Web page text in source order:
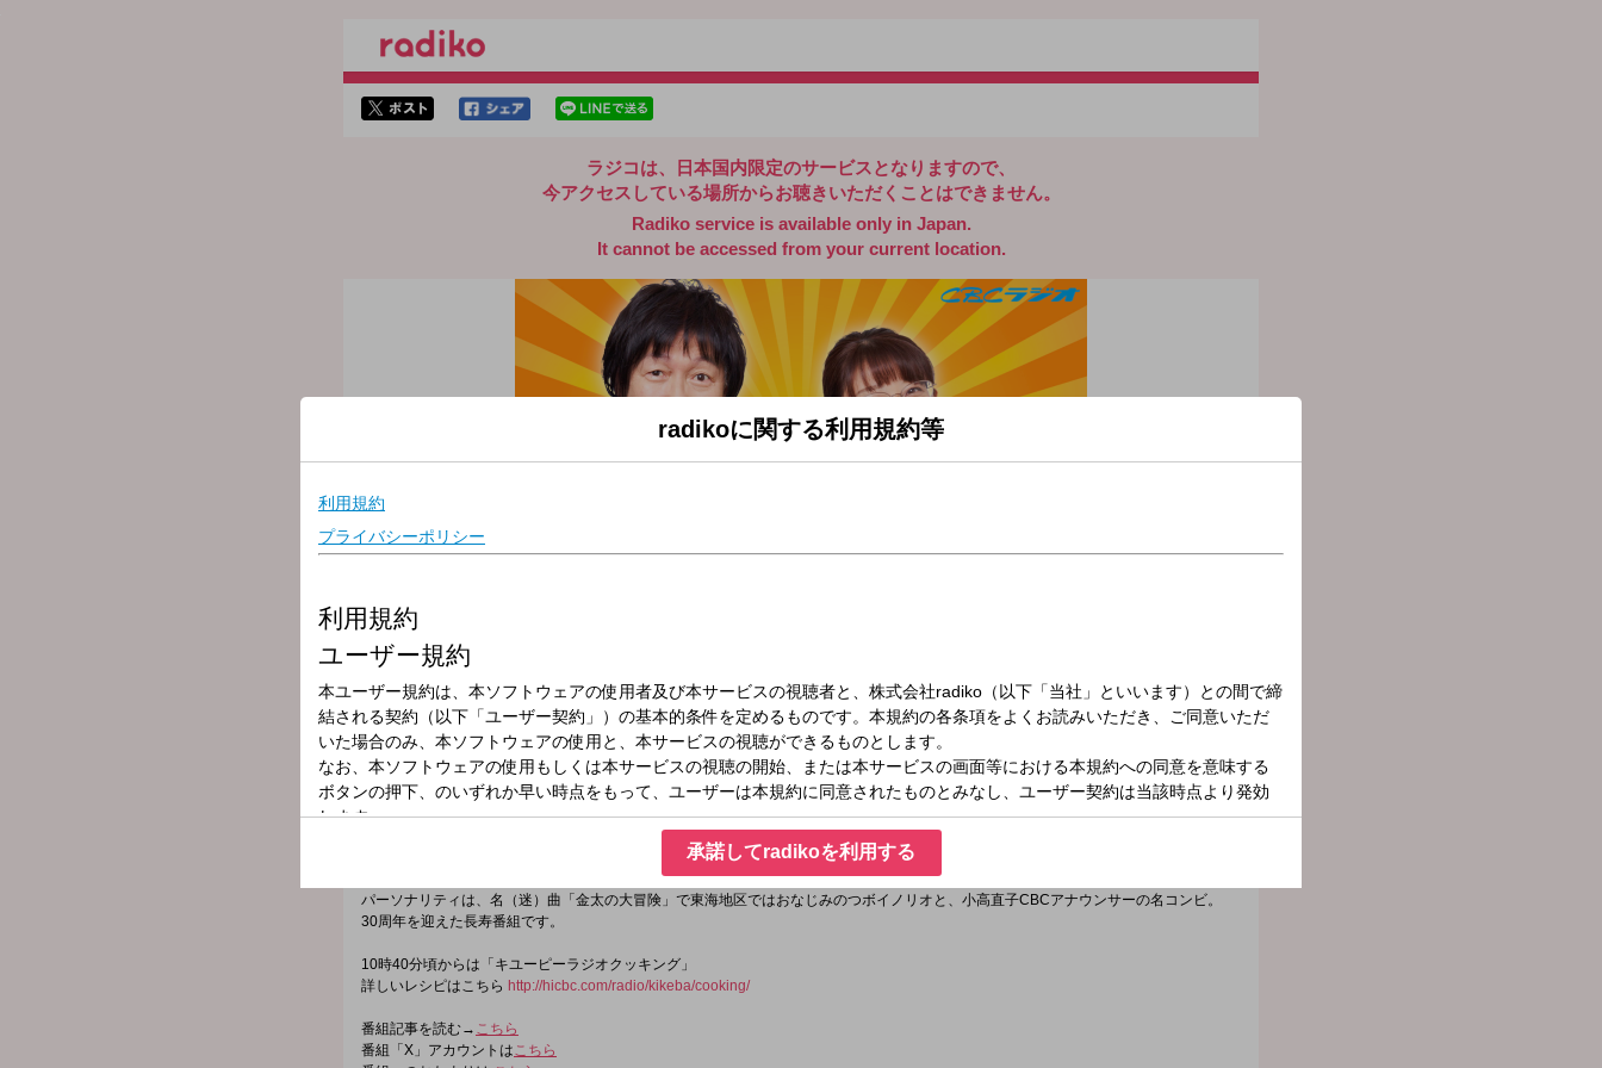
ラジコは、日本国内限定のサービスとなりますので、
今アクセスしている場所からお聴きいただくことはできません。
Radiko service is available only in Japan.
It cannot be accessed from your current location.
放送時間
2024年11月8日（金）09:00～11:55
番組名
つボイノリオの聞けば聞くほど
世間の出来事、つボイノリオ自身の体験や、個々人の身の回りの日常など番組で取り上げる話題はすべて、リスナーの生活と密着した
一緒に聞き、一緒に番組を創っていく。送られてくるおたよりは全国から毎日300通余り。
コメントに関する即座のリアクションによって、番組はLIVE感あふれる究極の「井戸端会議｣！
パーソナリティは、名（迷）曲「金太の大冒険」で東海地区ではおなじみのつボイノリオと、小高直子CBCアナウンサーの名コンビ。
30周年を迎えた長寿番組です。
10時40分頃からは「キユーピーラジオクッキング」
詳しいレシピはこちら http://hicbc.com/radio/kikeba/cooking/
番組記事を読む→ こちら
番組「X」アカウントはこちら
radikoに関する利用規約等
承諾してradikoを利用する